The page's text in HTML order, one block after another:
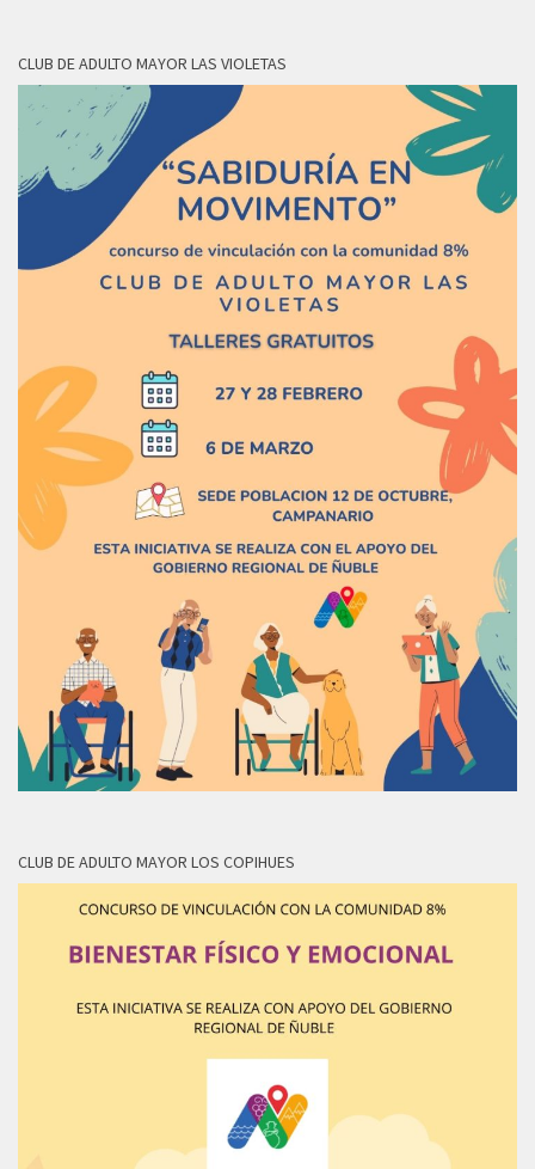
CLUB DE ADULTO MAYOR LAS VIOLETAS
CLUB DE ADULTO MAYOR LOS COPIHUES